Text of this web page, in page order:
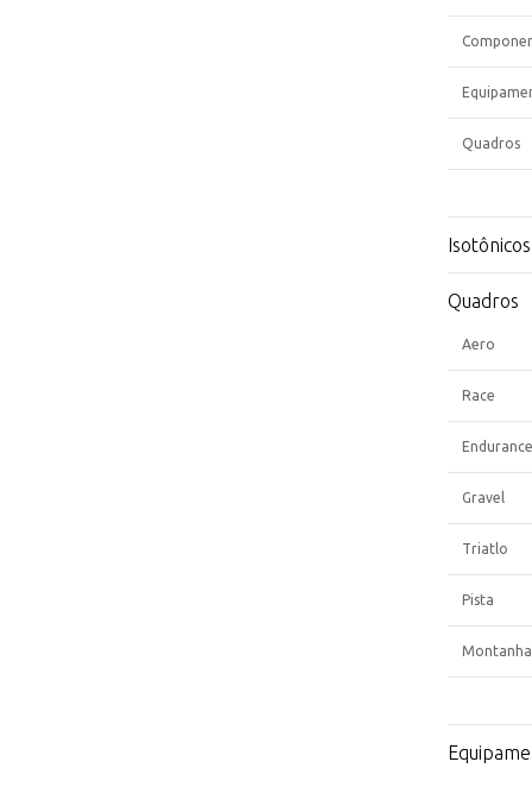
Quadros
Isotônicos
Quadros
Aero
Race
Endurance
Gravel
Triatlo
Pista
Montanha